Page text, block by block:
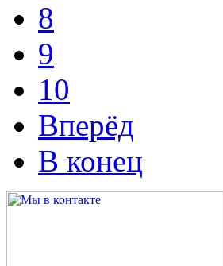
8
9
10
Вперёд
В конец